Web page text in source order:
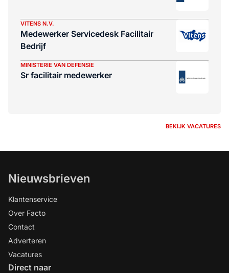
VITENS N.V.
Medewerker Servicedesk Facilitair
Bedrijf
MINISTERIE VAN DEFENSIE
Sr facilitair medewerker
BEKIJK VACATURES
Nieuwsbrieven
Klantenservice
Over Facto
Contact
Adverteren
Vacatures
Direct naar